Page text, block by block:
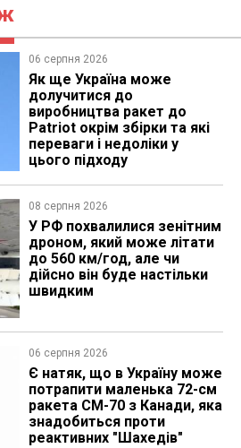
06 серпня 2026
Як ще Україна може
долучитися до
виробництва ракет до
Patriot окрім збірки та які
переваги і недоліки у
цього підходу
08 серпня 2026
У РФ похвалилися зенітним
дроном, який може літати
до 560 км/год, але чи
дійсно він буде настільки
швидким
06 серпня 2026
Є натяк, що в Україну може
потрапити маленька 72-см
ракета CM-70 з Канади, яка
знадобиться проти
реактивних "Шахедів"